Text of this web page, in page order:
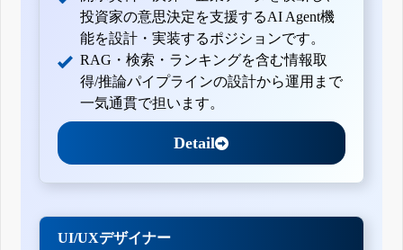
投資家の意思決定を支援するAI Agent機
能を設計・実装するポジションです。
RAG・検索・ランキングを含む情報取
得/推論パイプラインの設計から運用まで
一気通貫で担います。
Detail
UI/UXデザイナー